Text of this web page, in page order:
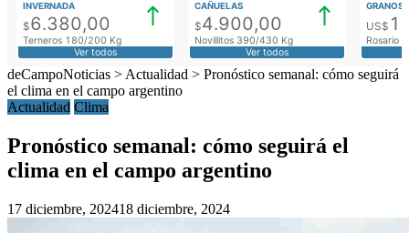
INVERNADA
$6.380,00
Terneros 180/200 Kg
Ver todos
CAÑUELAS
$4.900,00
Novillitos 390/430 Kg
Ver todos
GRANOS
US$
Rosario
deCampoNoticias > Actualidad > Pronóstico semanal: cómo seguirá
el clima en el campo argentino
Actualidad Clima
Pronóstico semanal: cómo seguirá el
clima en el campo argentino
17 diciembre, 202418 diciembre, 2024